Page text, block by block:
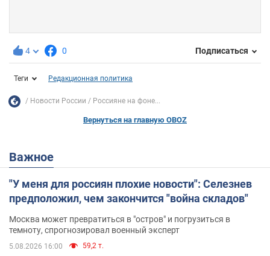
4 0 Подписаться
Теги Редакционная политика
Новости России Россияне на фоне...
Вернуться на главную OBOZ
Важное
"У меня для россиян плохие новости": Селезнев
предположил, чем закончится "война складов"
Москва может превратиться в "остров" и погрузиться в
темноту, спрогнозировал военный эксперт
5.08.2026 16:00 59,2 т.